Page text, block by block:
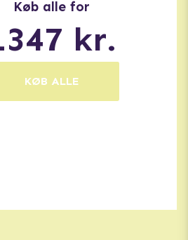
Køb alle for
kr.
KØB ALLE